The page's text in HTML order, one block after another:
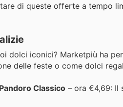
di queste offerte a tempo
dolci iconici? Marketpiù ha
delle feste o come dolci
Classico – ora €4,69: Il